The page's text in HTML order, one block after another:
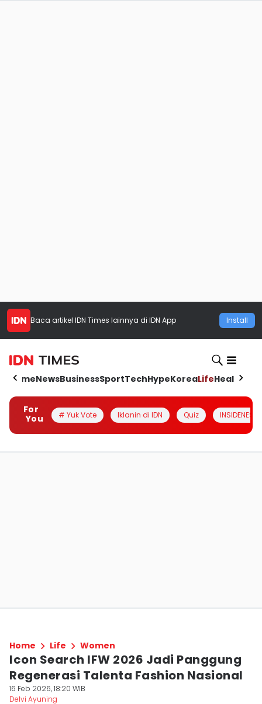
Baca artikel IDN Times lainnya di IDN App Install
HomeNewsBusinessSportTechHypeKoreaLifeHealth
For
You
# Yuk Vote Iklanin di IDN Quiz INSIDENESIA
Home Life Women
Icon Search IFW 2026 Jadi Panggung
Regenerasi Talenta Fashion Nasional
16 Feb 2026, 18:20 WIB
Delvi Ayuning